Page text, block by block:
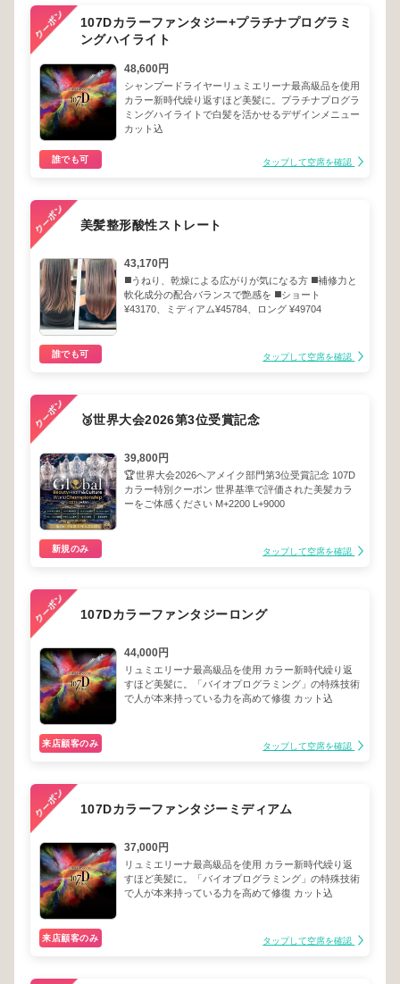
107Dカラーファンタジー+プラチナプログラミ
ングハイライト
48,600円
シャンプードライヤーリュミエリーナ最高級品を使用
カラー新時代繰り返すほど美髪に。プラチナプログラ
ミングハイライトで白髪を活かせるデザインメニュー
カット込
誰でも可 タップして空席を確認
美髪整形酸性ストレート
43,170円
◼️うねり、乾燥による広がりが気になる方 ◼️補修力と
軟化成分の配合バランスで艶感を ◼️ショート
¥43170、ミディアム¥45784、ロング ¥49704
誰でも可 タップして空席を確認
🥉世界大会2026第3位受賞記念
39,800円
🏆世界大会2026ヘアメイク部門第3位受賞記念 107D
カラー特別クーポン 世界基準で評価された美髪カラ
ーをご体感ください M+2200 L+9000
新規のみ タップして空席を確認
107Dカラーファンタジーロング
44,000円
リュミエリーナ最高級品を使用 カラー新時代繰り返
すほど美髪に。「バイオプログラミング」の特殊技術
で人が本来持っている力を高めて修復 カット込
来店顧客のみ タップして空席を確認
107Dカラーファンタジーミディアム
37,000円
リュミエリーナ最高級品を使用 カラー新時代繰り返
すほど美髪に。「バイオプログラミング」の特殊技術
で人が本来持っている力を高めて修復 カット込
来店顧客のみ タップして空席を確認